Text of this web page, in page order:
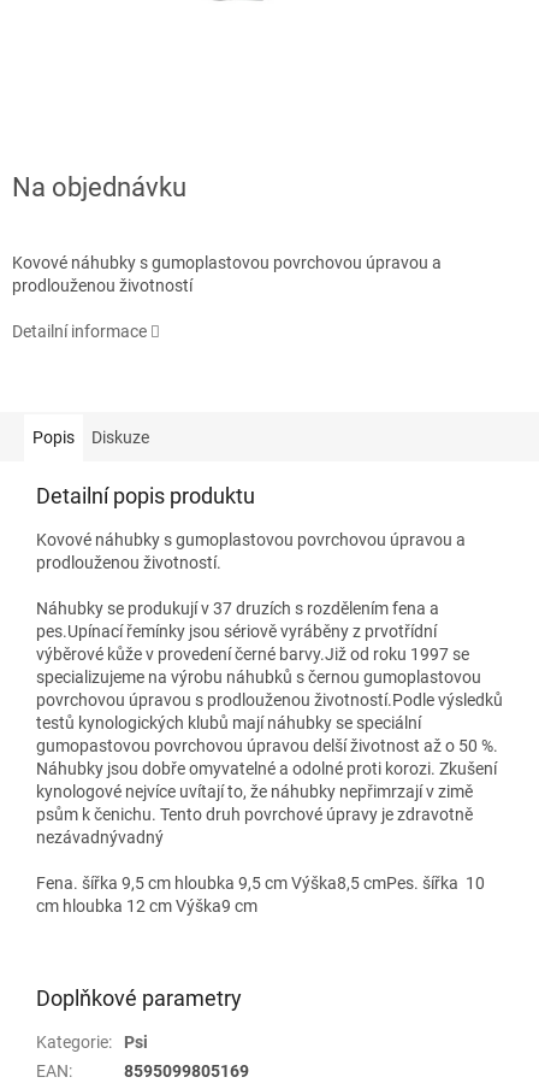
Na objednávku
Kovové náhubky s gumoplastovou povrchovou úpravou a
prodlouženou životností
Detailní informace
Popis Diskuze
Detailní popis produktu
Kovové náhubky s gumoplastovou povrchovou úpravou a
prodlouženou životností.
Náhubky se produkují v 37 druzích s rozdělením fena a
pes.Upínací řemínky jsou sériově vyráběny z prvotřídní
výběrové kůže v provedení černé barvy.Již od roku 1997 se
specializujeme na výrobu náhubků s černou gumoplastovou
povrchovou úpravou s prodlouženou životností.Podle výsledků
testů kynologických klubů mají náhubky se speciální
gumopastovou povrchovou úpravou delší životnost až o 50 %.
Náhubky jsou dobře omyvatelné a odolné proti korozi. Zkušení
kynologové nejvíce uvítají to, že náhubky nepřimrzají v zimě
psům k čenichu. Tento druh povrchové úpravy je zdravotně
nezávadnývadný
Fena. šířka 9,5 cm hloubka 9,5 cm Výška8,5 cmPes. šířka 10
cm hloubka 12 cm Výška9 cm
Doplňkové parametry
Kategorie:
Psi
EAN: 8595099805169